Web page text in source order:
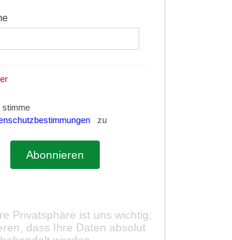
stimme
zu
Privatsphäre ist uns wichtig;
dass Ihre Daten absolut